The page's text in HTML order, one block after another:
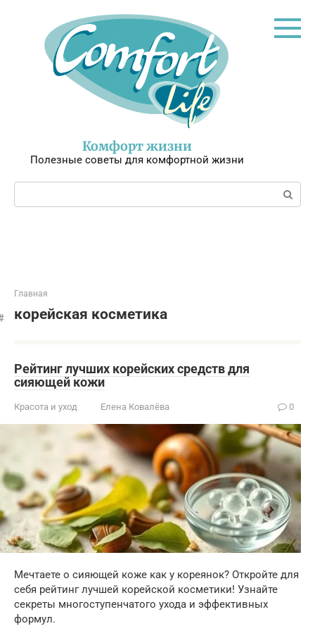
Комфорт жизни
Полезные советы для комфортной жизни
Поиск:
Главная
корейская косметика
Рейтинг лучших корейских средств для
сияющей кожи
Красота и уход Елена Ковалёва 0
Мечтаете о сияющей коже как у кореянок? Откройте для
себя рейтинг лучшей корейской косметики! Узнайте
секреты многоступенчатого ухода и эффективных
формул.